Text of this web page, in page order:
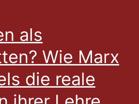
als
Wie Marx
die reale